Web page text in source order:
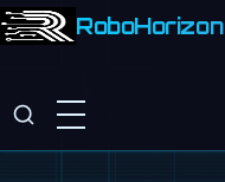
RoboHorizon